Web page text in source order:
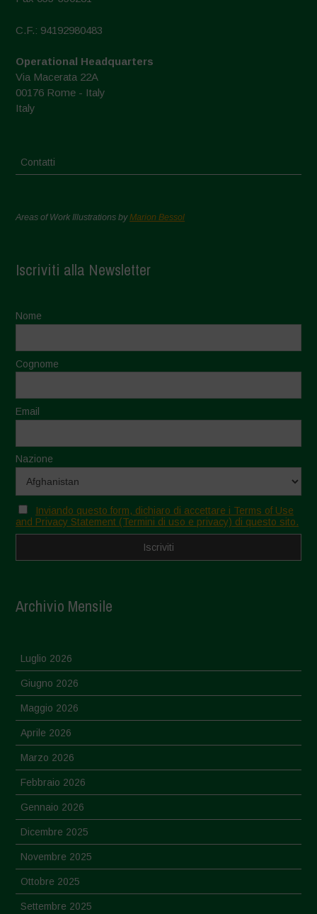
C.F.: 94192980483
Operational Headquarters
Via Macerata 22A
00176 Rome - Italy
Italy
Contatti
Areas of Work Illustrations byMarion Bessol
Iscriviti alla Newsletter
Nome
Cognome
Email
Nazione
Inviando questo form, dichiaro di accettare i Terms of Use
and Privacy Statement (Termini di uso e privacy) di questo sito.
Archivio Mensile
Luglio 2026
Giugno 2026
Maggio 2026
Aprile 2026
Marzo 2026
Febbraio 2026
Gennaio 2026
Dicembre 2025
Novembre 2025
Ottobre 2025
Settembre 2025